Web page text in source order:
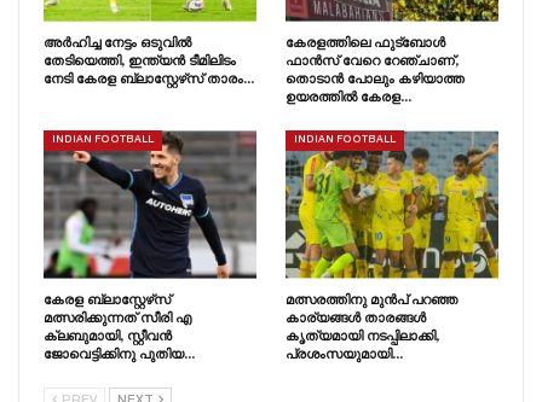
അർഹിച്ച നേട്ടം ഒടുവിൽ
തേടിയെത്തി, ഇന്ത്യൻ ടീമിലിടം
നേടി കേരള ബ്ലാസ്റ്റേഴ്‌സ് താരം…
കേരളത്തിലെ ഫുട്ബോൾ
ഫാൻസ്‌ വേറെ റേഞ്ചാണ്,
തൊടാൻ പോലും കഴിയാത്ത
ഉയരത്തിൽ കേരള…
INDIAN FOOTBALL
കേരള ബ്ലാസ്റ്റേഴ്‌സ്
മത്സരിക്കുന്നത് സീരി എ
ക്ലബുമായി, സ്റ്റീവൻ
ജോവെട്ടിക്കിനു പുതിയ…
INDIAN FOOTBALL
മത്സരത്തിനു മുൻപ് പറഞ്ഞ
കാര്യങ്ങൾ താരങ്ങൾ
കൃത്യമായി നടപ്പിലാക്കി,
പ്രശംസയുമായി…